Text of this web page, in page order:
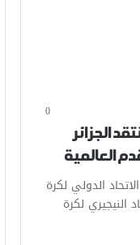
0
الجزائر
العالمية
الدولي لكرة
النيجيري لكرة